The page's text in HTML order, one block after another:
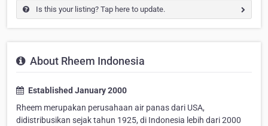
Is this your listing? Tap here to update.
About Rheem Indonesia
Established January 2000
Rheem merupakan perusahaan air panas dari USA,
didistribusikan sejak tahun 1925, di Indonesia lebih dari 2000